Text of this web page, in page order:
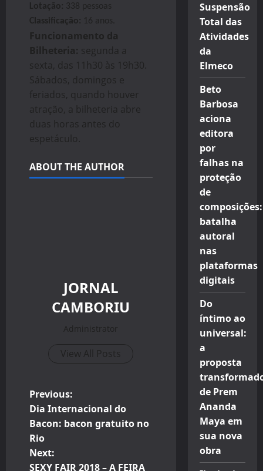
Lotação: 338 pessoas
Classificação: 16 anos.
Funcionamento da
Bilheteria: segunda a
sexta, das 11h30 às 19h30.
Sábados, domingos e
feriados, quando houver
atração, a bilheteria abre
duas horas antes do
espetáculo.
ABOUT THE AUTHOR
JORNAL
CAMBORIU
Administrator
View All Posts
P
o
s
Previous:
Dia Internacional do
Bacon: bacon gratuito no
Rio
Next:
SEXY FAIR 2018 – A FEIRA
Suspensão
Total das
Atividades
da
Elmeco
Beto
Barbosa
aciona
editora
por
falhas na
proteção
de
composições:
batalha
autoral
nas
plataformas
digitais
Do
íntimo ao
universal:
a
proposta
de Prem
Ananda
Maya em
sua nova
obra